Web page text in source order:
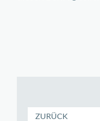
ZURÜCK